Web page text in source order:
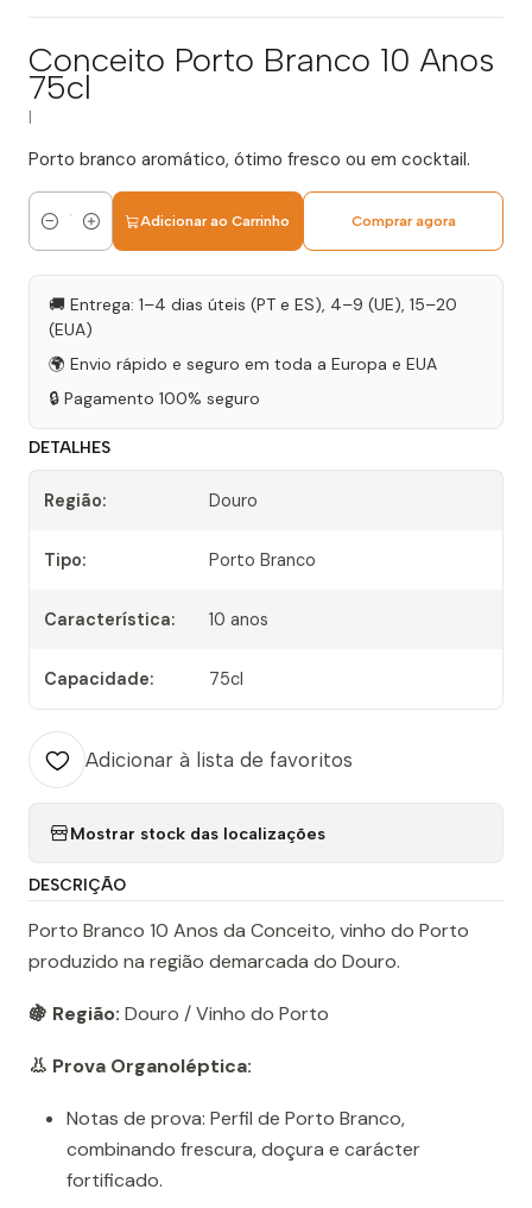
Conceito Porto Branco 10 Anos
75cl
Porto branco aromático, ótimo fresco ou em cocktail.
Quantidade
Adicionar ao Carrinho Comprar agora
🚚 Entrega: 1–4 dias úteis (PT e ES), 4–9 (UE), 15–20
(EUA)
🌍 Envio rápido e seguro em toda a Europa e EUA
🔒 Pagamento 100% seguro
DETALHES
Região: Douro
Tipo: Porto Branco
Característica: 10 anos
Capacidade: 75cl
Adicionar à lista de favoritos
Mostrar stock das localizações
DESCRIÇÃO
Porto Branco 10 Anos da Conceito, vinho do Porto
produzido na região demarcada do Douro.
🍇 Região: Douro / Vinho do Porto
👃 Prova Organoléptica:
Notas de prova: Perfil de Porto Branco,
combinando frescura, doçura e carácter
fortificado.